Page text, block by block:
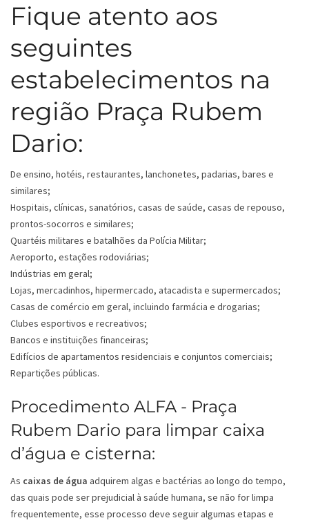
Fique atento aos
seguintes
estabelecimentos na
região Praça Rubem
Dario:
De ensino, hotéis, restaurantes, lanchonetes, padarias, bares e
similares;
Hospitais, clínicas, sanatórios, casas de saúde, casas de repouso,
prontos-socorros e similares;
Quartéis militares e batalhões da Polícia Militar;
Aeroporto, estações rodoviárias;
Indústrias em geral;
Lojas, mercadinhos, hipermercado, atacadista e supermercados;
Casas de comércio em geral, incluindo farmácia e drogarias;
Clubes esportivos e recreativos;
Bancos e instituições financeiras;
Edifícios de apartamentos residenciais e conjuntos comerciais;
Repartições públicas.
Procedimento ALFA - Praça
Rubem Dario para limpar caixa
d’água e cisterna:
As caixas de água adquirem algas e bactérias ao longo do tempo,
das quais pode ser prejudicial à saúde humana, se não for limpa
frequentemente, esse processo deve seguir algumas etapas e